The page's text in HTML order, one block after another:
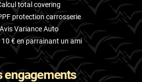
total covering
protection carrosserie
Variance Auto
10 € en parrainant un ami
engagements